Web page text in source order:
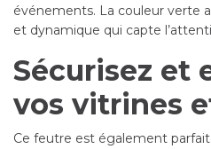
événements. La couleur verte
et dynamique qui capte
Sécurisez et
vos vitrines
Ce feutre est également